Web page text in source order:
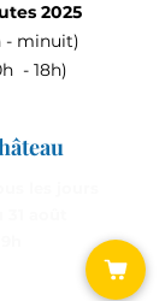
2025
- minuit)
- 18h)